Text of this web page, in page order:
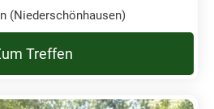
(Niederschönhausen)
Treffen